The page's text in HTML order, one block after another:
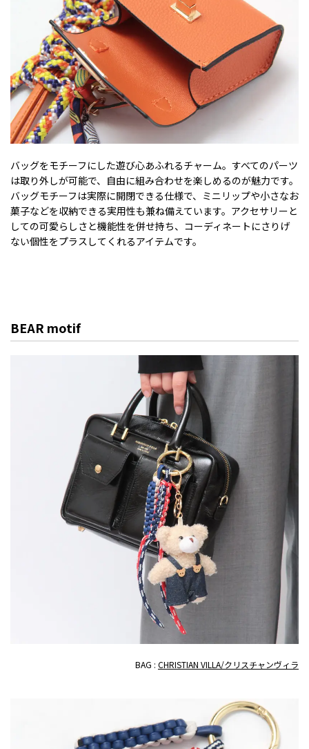
バッグをモチーフにした遊び心あふれるチャーム。すべてのパーツ
は取り外しが可能で、自由に組み合わせを楽しめるのが魅力です。
バッグモチーフは実際に開閉できる仕様で、ミニリップや小さなお
菓子などを収納できる実用性も兼ね備えています。アクセサリーと
しての可愛らしさと機能性を併せ持ち、コーディネートにさりげ
ない個性をプラスしてくれるアイテムです。
BEAR motif
BAG : CHRISTIAN VILLA/クリスチャンヴィラ